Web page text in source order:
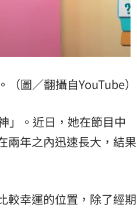
。（圖／翻攝自YouTube）
」。近日，她在節目中
兩年之內迅速長大，結果
較幸運的位置，除了經期